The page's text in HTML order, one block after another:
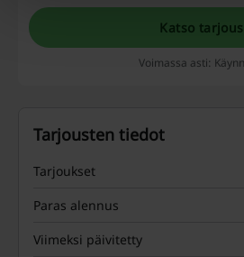
Katso tarjous
Voimassa asti:
Tarjousten tiedot
Tarjoukset
Paras alennus
Viimeksi päivitetty